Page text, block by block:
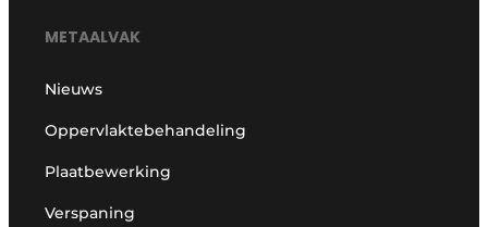
METAALVAK
Nieuws
Oppervlaktebehandeling
Plaatbewerking
Verspaning